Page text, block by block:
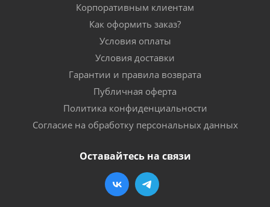
Корпоративным клиентам
Как оформить заказ?
Условия оплаты
Условия доставки
Гарантии и правила возврата
Публичная оферта
Политика конфиденциальности
Согласие на обработку персональных данных
Оставайтесь на связи